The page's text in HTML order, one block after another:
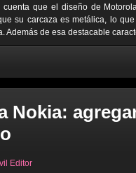
que el diseño de
su carcaza es metálica, lo
Además de esa destacable
Nokia:
Editor